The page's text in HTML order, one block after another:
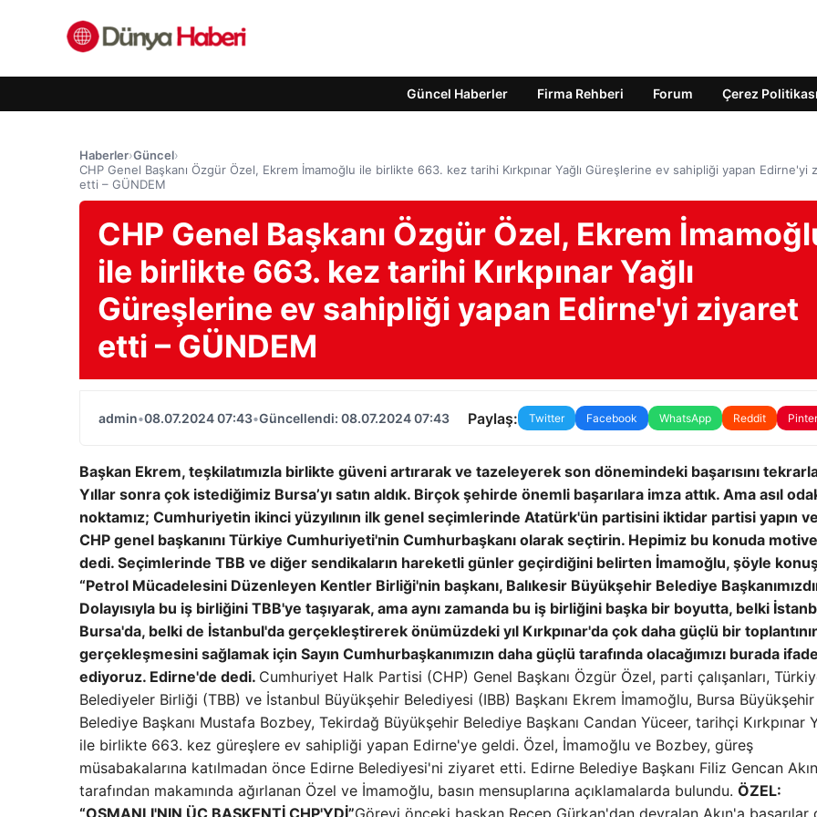
Güncel Haberler Firma Rehberi Forum Çerez Politikası
Haberler›Güncel›
CHP Genel Başkanı Özgür Özel, Ekrem İmamoğlu ile birlikte 663. kez tarihi Kırkpınar Yağlı Güreşlerine ev sahipliği yapan Edirne'yi
etti – GÜNDEM
CHP Genel Başkanı Özgür Özel, Ekrem
ile birlikte 663. kez tarihi Kırkpınar Yağlı
Güreşlerine ev sahipliği yapan Edirne'yi ziyaret
etti – GÜNDEM
admin•08.07.2024 07:43•Güncellendi: 08.07.2024 07:43 Paylaş: Twitter Facebook WhatsApp Reddit
Başkan Ekrem, teşkilatımızla birlikte güveni artırarak ve tazeleyerek son dönemindeki başarısını
Yıllar sonra çok istediğimiz Bursa’yı satın aldık. Birçok şehirde önemli başarılara imza attık. Ama asıl
noktamız; Cumhuriyetin ikinci yüzyılının ilk genel seçimlerinde Atatürk'ün partisini iktidar partisi yapın
CHP genel başkanını Türkiye Cumhuriyeti'nin Cumhurbaşkanı olarak seçtirin. Hepimiz bu konuda
dedi. Seçimlerinde TBB ve diğer sendikaların hareketli günler geçirdiğini belirten İmamoğlu, şöyle
“Petrol Mücadelesini Düzenleyen Kentler Birliği'nin başkanı, Balıkesir Büyükşehir Belediye
Dolayısıyla bu iş birliğini TBB'ye taşıyarak, ama aynı zamanda bu iş birliğini başka bir boyutta, belki
Bursa'da, belki de İstanbul'da gerçekleştirerek önümüzdeki yıl Kırkpınar'da çok daha güçlü bir
gerçekleşmesini sağlamak için Sayın Cumhurbaşkanımızın daha güçlü tarafında olacağımızı burada ifade
ediyoruz. Edirne'de dedi. Cumhuriyet Halk Partisi (CHP) Genel Başkanı Özgür Özel, parti çalışanları,
Belediyeler Birliği (TBB) ve İstanbul Büyükşehir Belediyesi (IBB) Başkanı Ekrem İmamoğlu, Bursa Büyükşehir
Belediye Başkanı Mustafa Bozbey, Tekirdağ Büyükşehir Belediye Başkanı Candan Yüceer, tarihçi Kırkpınar
ile birlikte 663. kez güreşlere ev sahipliği yapan Edirne'ye geldi. Özel, İmamoğlu ve Bozbey, güreş
müsabakalarına katılmadan önce Edirne Belediyesi'ni ziyaret etti. Edirne Belediye Başkanı Filiz Gencan Akın
tarafından makamında ağırlanan Özel ve İmamoğlu, basın mensuplarına açıklamalarda bulundu. ÖZEL:
“OSMANLI'NIN ÜÇ BAŞKENTİ CHP'YDİ”Görevi önceki başkan Recep Gürkan'dan devralan Akın'a başarılar